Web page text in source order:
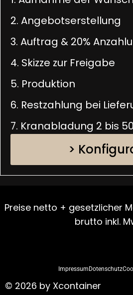
2. Angebotserstellung
3. Auftrag & 20%
4. Skizze zur Freigabe
5. Produktion
6. Restzahlung bei
7. Kranabladung 2 bis
>
Preise netto + gesetzlicher
brutto inkl.
Impressum Dotenschutz
© 2026 by Xcontainer